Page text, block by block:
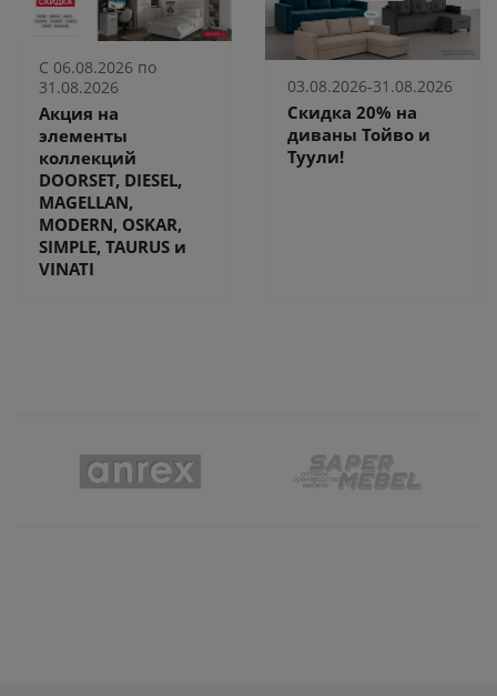
С 06.08.2026 по
31.08.2026
Акция на
элементы
коллекций
DOORSET, DIESEL,
MAGELLAN,
MODERN, OSKAR,
SIMPLE, TAURUS и
VINATI
03.08.2026-31.08.2026
Скидка 20% на
диваны Тойво и
Туули!